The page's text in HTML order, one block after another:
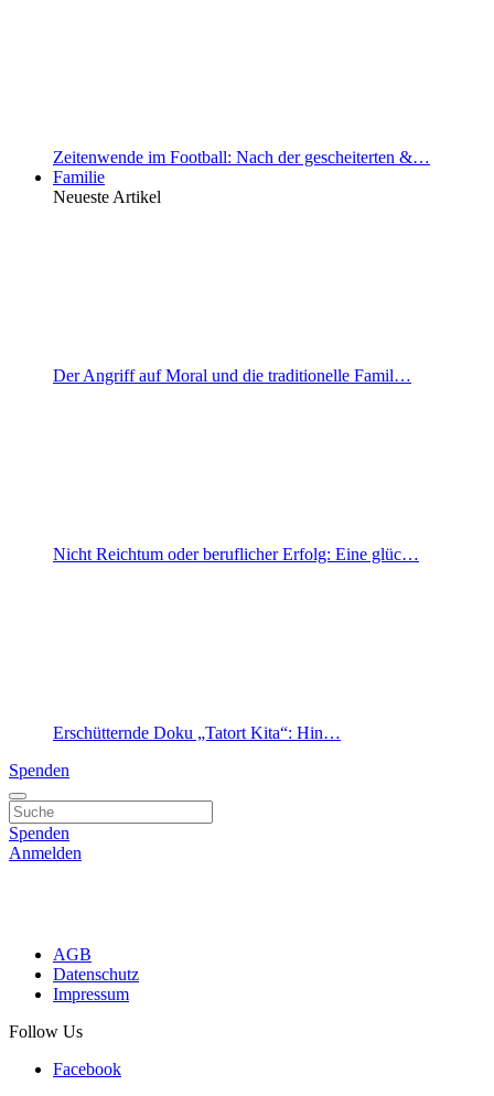
Zeitenwende im Football: Nach der gescheiterten &…
Familie
Neueste Artikel
Der Angriff auf Moral und die traditionelle Famil…
Nicht Reichtum oder beruflicher Erfolg: Eine glüc…
Erschütternde Doku „Tatort Kita“: Hin…
Spenden
Spenden
Anmelden
AGB
Datenschutz
Impressum
Follow Us
Facebook